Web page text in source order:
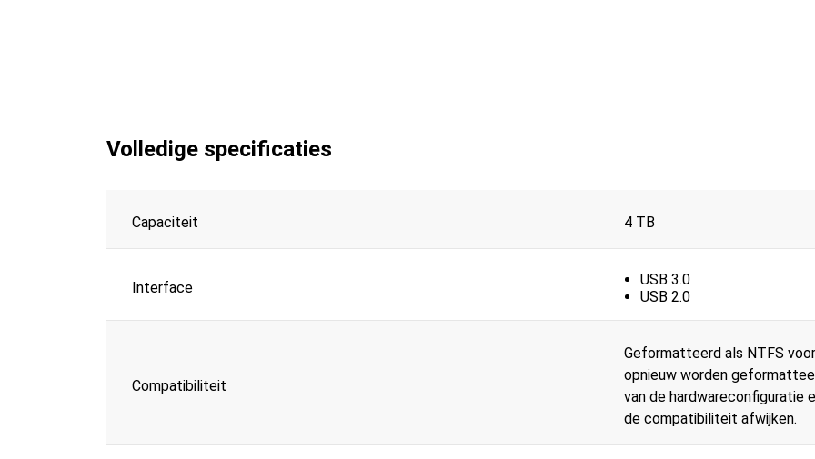
Volledige specificaties
Capaciteit 4 TB
Interface
USB 3.0
USB 2.0
Compatibiliteit
Geformatteerd als NTFS
opnieuw worden
van de hardwareconfiguratie
de compatibiliteit afwijken.